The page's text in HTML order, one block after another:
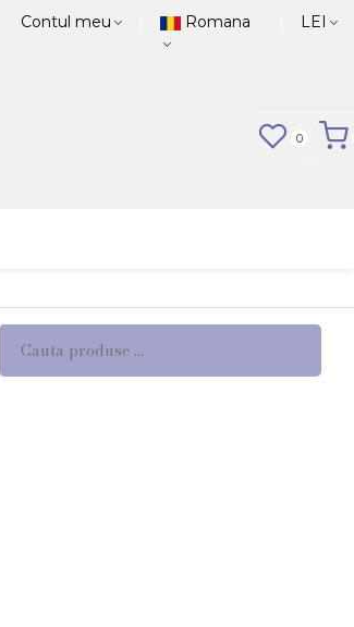
Contul meu Romana LEI
0